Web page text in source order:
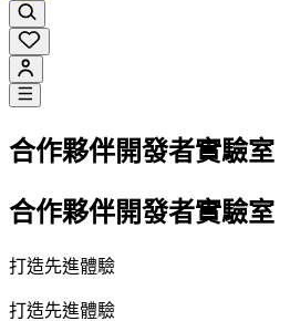
合作夥伴開發者實驗室
合作夥伴開發者實驗室
打造先進體驗
打造先進體驗